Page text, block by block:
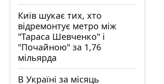
Київ шукає тих, хто
відремонтує метро між
"Тараса Шевченко" і
"Почайною" за 1,76
мільярда
В Україні за місяць